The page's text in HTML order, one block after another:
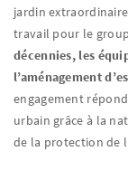
jardin
travail pour le
décennies, les
l’aménagement
engagement
urbain grâce à la
de la protection de